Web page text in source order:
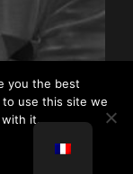
you the best
use this site we
with it.